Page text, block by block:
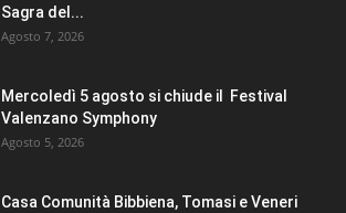
Sagra del...
Agosto 7, 2026
Mercoledì 5 agosto si chiude il Festival
Valenzano Symphony
Agosto 5, 2026
Casa Comunità Bibbiena, Tomasi e Veneri